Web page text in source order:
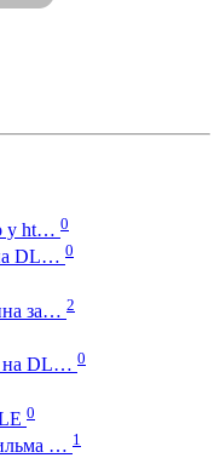
у ht… 0
DL… 0
за… 2
на DL… 0
0
… 1